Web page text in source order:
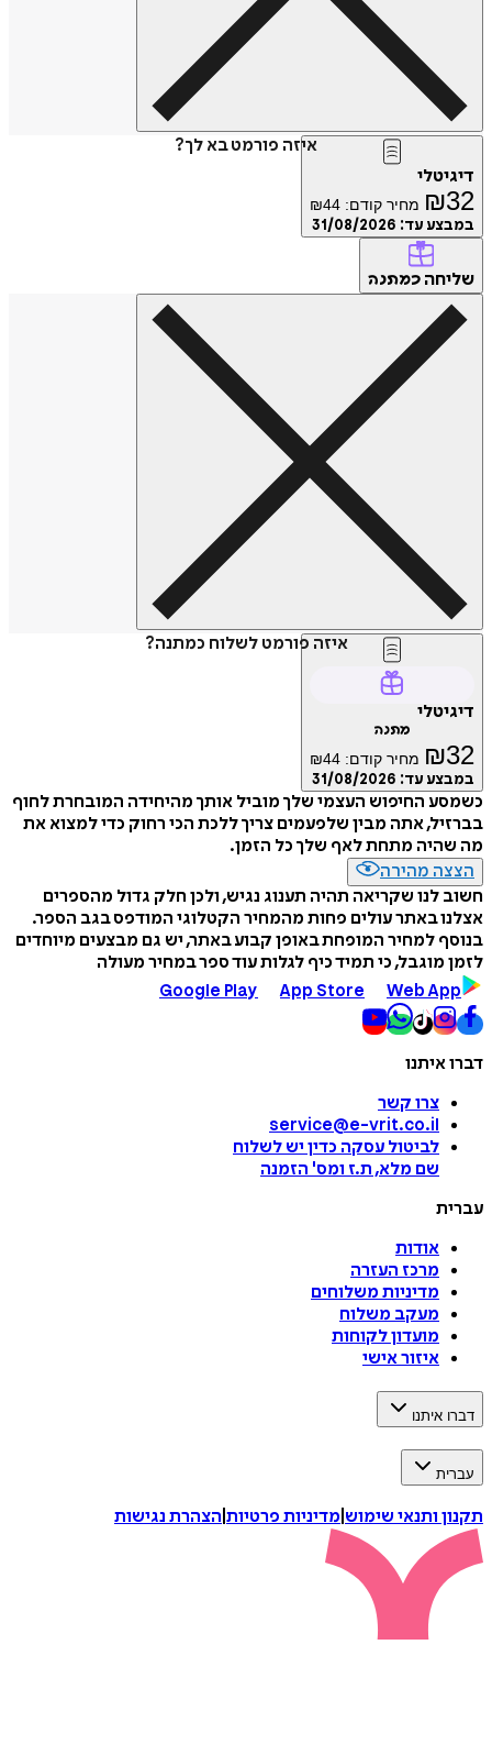
איזה פורמט בא לך?
דיגיטלי
₪32 מחיר קודם: ₪44
במבצע עד: 31/08/2026
שליחה כמתנה
איזה פורמט לשלוח כמתנה?
דיגיטלי
מתנה
₪32 מחיר קודם: ₪44
במבצע עד: 31/08/2026
כשמסע החיפוש העצמי שלך מוביל אותך מהיחידה המובחרת לחוף
בברזיל, אתה מבין שלפעמים צריך ללכת הכי רחוק כדי למצוא את
מה שהיה מתחת לאף שלך כל הזמן.
הצצה מהירה
חשוב לנו שקריאה תהיה תענוג נגיש, ולכן חלק גדול מהספרים
אצלנו באתר עולים פחות מהמחיר הקטלוגי המודפס בגב הספר.
בנוסף למחיר המופחת באופן קבוע באתר, יש גם מבצעים מיוחדים
לזמן מוגבל, כי תמיד כיף לגלות עוד ספר במחיר מעולה
Google Play
App Store Web App
דברו איתנו
צרו קשר
service@e-vrit.co.il
לביטול עסקה כדין יש לשלוח
שם מלא, ת.ז ומס' הזמנה
עברית
אודות
מרכז העזרה
מדיניות משלוחים
מעקב משלוח
מועדון לקוחות
איזור אישי
דברו איתנו
עברית
תקנון ותנאי שימוש מדיניות פרטיות הצהרת נגישות